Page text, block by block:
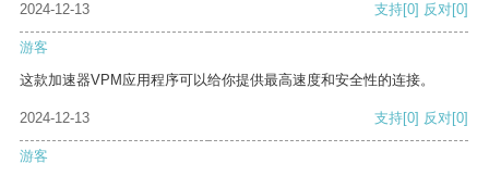
2024-12-13
支持[0] 反对[0]
游客
这款加速器VPM应用程序可以给你提供最高速度和安全性的连接。
2024-12-13 支持[0] 反对[0]
游客